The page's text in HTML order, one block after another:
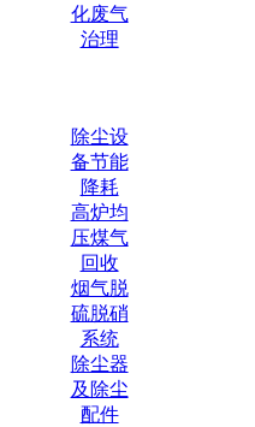
化废气
治理
除尘设
备节能
降耗
高炉均
压煤气
回收
烟气脱
硫脱硝
系统
除尘器
及除尘
配件